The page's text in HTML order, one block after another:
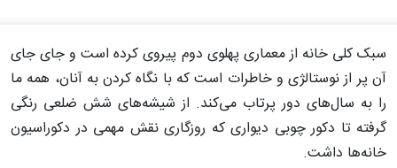
سبک کلی خانه از معماری پهلوی دوم پیروی کرده است و جای جای
آن پر از نوستالژی و خاطرات است که با نگاه کردن به آنان، همه ما
را به سال‌های دور پرتاب می‌کند. از شیشه‌های شش ضلعی رنگی
گرفته تا دکور چوبی دیواری که روزگاری نقش مهمی در دکوراسیون
خانه‌ها داشت.